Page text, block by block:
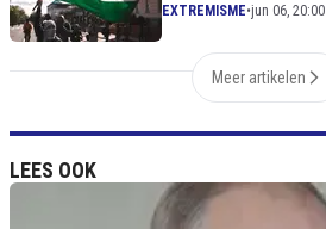
EXTREMISME•jun 06, 20:00
Meer artikelen
LEES OOK